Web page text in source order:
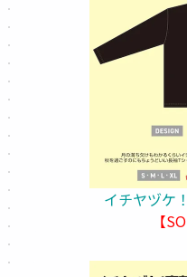
イチヤヅケ
【